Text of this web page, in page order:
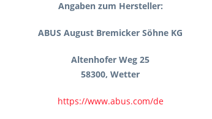
Angaben zum Hersteller:
ABUS August Bremicker Söhne KG
Altenhofer Weg 25
58300, Wetter
https://www.abus.com/de